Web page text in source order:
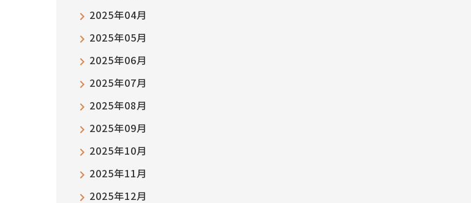
2025年04月
2025年05月
2025年06月
2025年07月
2025年08月
2025年09月
2025年10月
2025年11月
2025年12月